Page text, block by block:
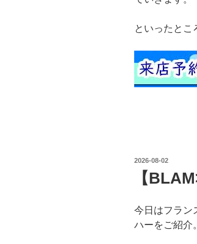
といったとこ
投
2026-08-02
【
今日はフラン
ハーをご紹介。